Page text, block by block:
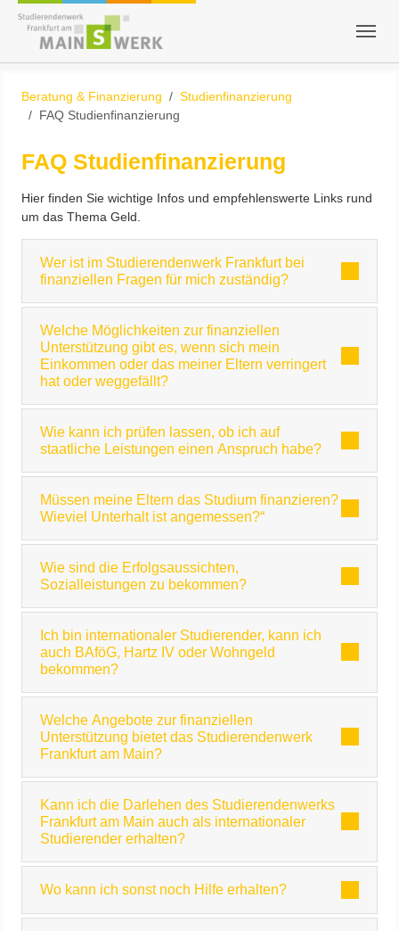
Zum Hauptinhalt springen
Skip to page footer
Beratung & Finanzierung
Studienfinanzierung
FAQ Studienfinanzierung
FAQ Studienfinanzierung
Hier finden Sie wichtige Infos und empfehlenswerte Links rund
um das Thema Geld.
Wer ist im Studierendenwerk Frankfurt bei
finanziellen Fragen für mich zuständig?
Welche Möglichkeiten zur finanziellen
Unterstützung gibt es, wenn sich mein
Einkommen oder das meiner Eltern verringert
hat oder weggefällt?
Wie kann ich prüfen lassen, ob ich auf
staatliche Leistungen einen Anspruch habe?
Müssen meine Eltern das Studium finanzieren?
Wieviel Unterhalt ist angemessen?“
Wie sind die Erfolgsaussichten,
Sozialleistungen zu bekommen?
Ich bin internationaler Studierender, kann ich
auch BAföG, Hartz IV oder Wohngeld
bekommen?
Welche Angebote zur finanziellen
Unterstützung bietet das Studierendenwerk
Frankfurt am Main?
Kann ich die Darlehen des Studierendenwerks
Frankfurt am Main auch als internationaler
Studierender erhalten?
Wo kann ich sonst noch Hilfe erhalten?